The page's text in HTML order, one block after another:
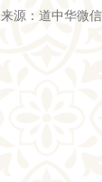
来源：道中华微